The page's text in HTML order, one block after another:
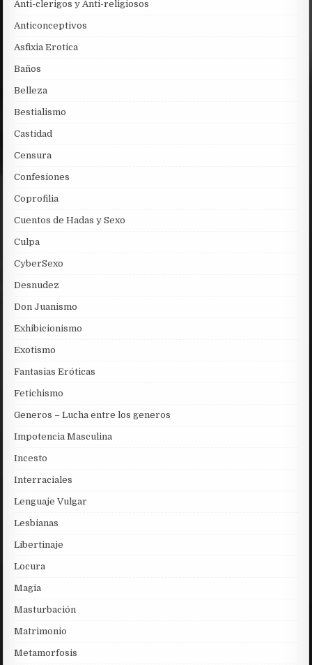
Anti-clerigos y Anti-religiosos
Anticonceptivos
Asfixia Erotica
Baños
Belleza
Bestialismo
Castidad
Censura
Confesiones
Coprofilia
Cuentos de Hadas y Sexo
Culpa
CyberSexo
Desnudez
Don Juanismo
Exhibicionismo
Exotismo
Fantasias Eróticas
Fetichismo
Generos – Lucha entre los generos
Impotencia Masculina
Incesto
Interraciales
Lenguaje Vulgar
Lesbianas
Libertinaje
Locura
Magia
Masturbación
Matrimonio
Metamorfosis